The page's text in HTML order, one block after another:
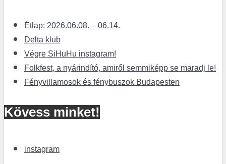
Étlap: 2026.06.08. – 06.14.
Delta klub
Végre SiHuHu instagram!
Folkfest, a nyárindító, amiről semmiképp se maradj le!
Fényvillamosok és fénybuszok Budapesten
Kövess minket!
instagram